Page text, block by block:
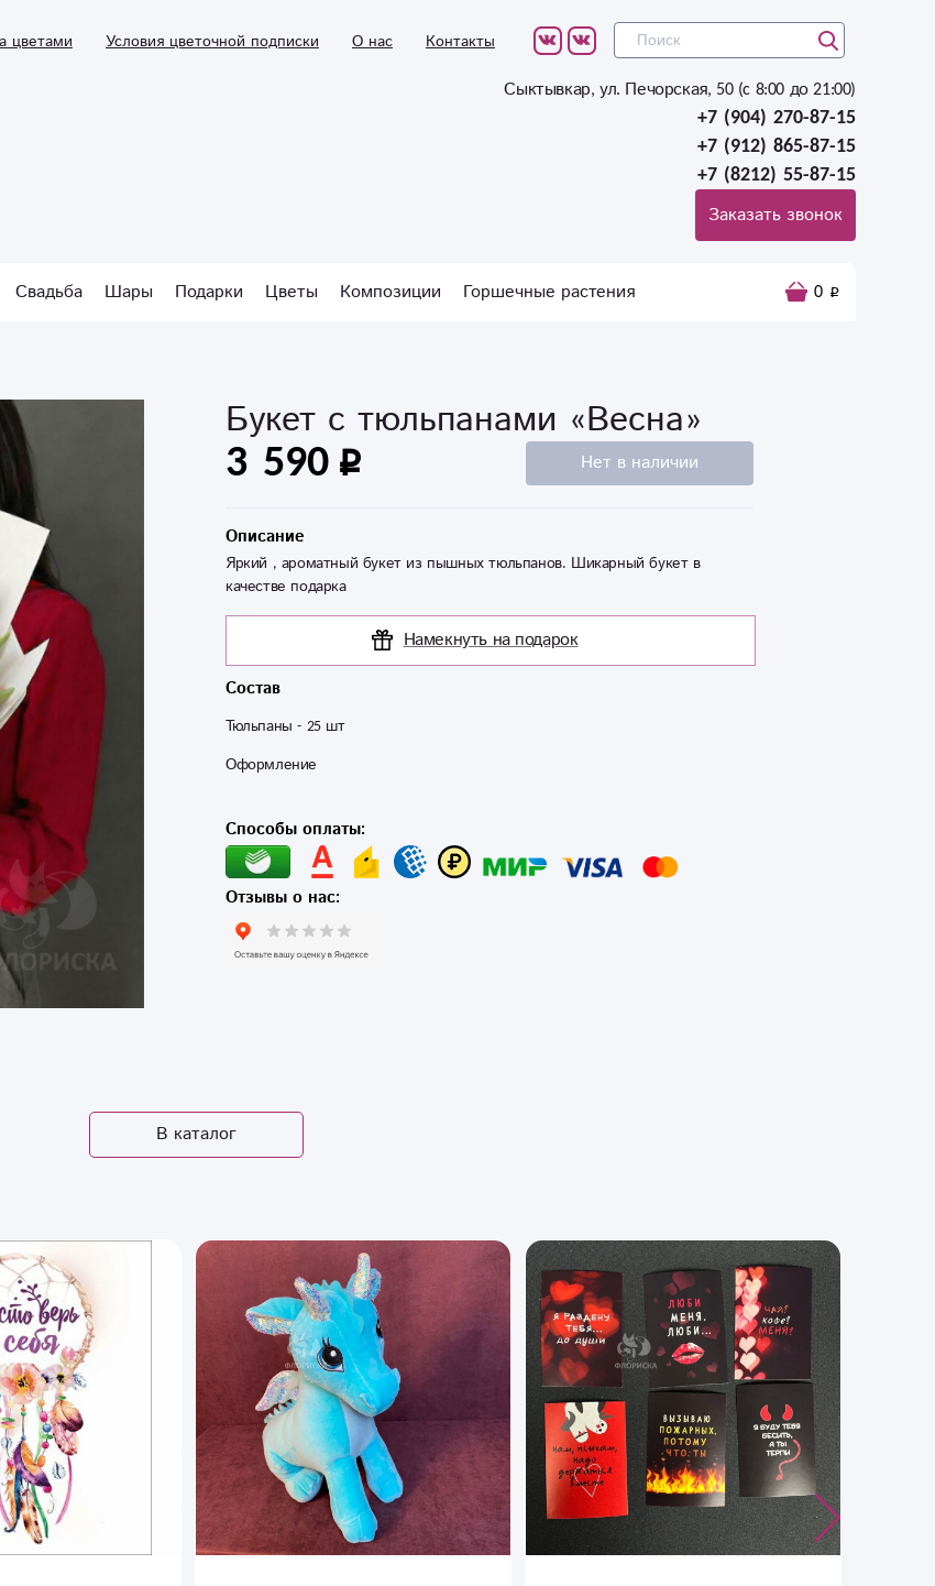
цветами Условия цветочной подписки О нас Контакты
Сыктывкар, ул. Печорская, 50 (c 8:00 до 21:00)
+7 (904) 270-87-15
+7 (912) 865-87-15
+7 (8212) 55-87-15
Заказать звонок
Свадьба Шары Подарки Цветы Композиции Горшечные растения 0
Букет с тюльпанами «Весна»
3 590 Нет в наличии
Описание
Яркий , ароматный букет из пышных тюльпанов. Шикарный букет в
качестве подарка
Намекнуть на подарок
Состав
Тюльпаны - 25 шт
Оформление
Способы оплаты:
Отзывы о нас:
В каталог